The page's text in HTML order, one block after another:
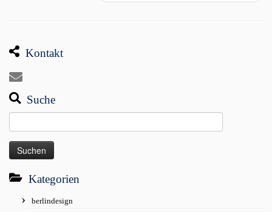
Kontakt
Suche
nach:
Kategorien
berlindesign